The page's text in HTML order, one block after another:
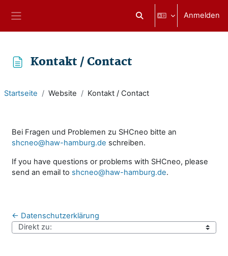
Sucheingabe umschalten
Anmelden
Startseite Website Kontakt / Contact
Kontakt / Contact
Bei Fragen und Problemen zu SHCneo bitte an
shcneo@haw-hamburg.de schreiben.
If you have questions or problems with SHCneo, please
send an email to shcneo@haw-hamburg.de.
← Datenschutzerklärung
Direkt zu: